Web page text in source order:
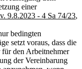
einer
9.8.2023 - 4 Sa 74/23,
bedingten
setzt voraus, dass die
den Arbeitnehmer
der Vereinbarung